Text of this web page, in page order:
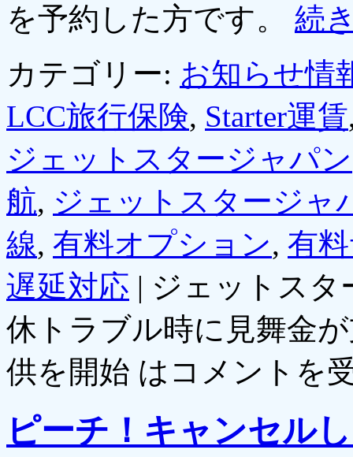
を予約した方です。 続
カテゴリー: お知らせ情
LCC旅行保険, Starter運賃
ジェットスタージャパン
航, ジェットスタージャ
線, 有料オプション, 有
遅延対応 | ジェットスタ
休トラブル時に見舞金
供を開始 は コメントを
ピーチ！キャンセル